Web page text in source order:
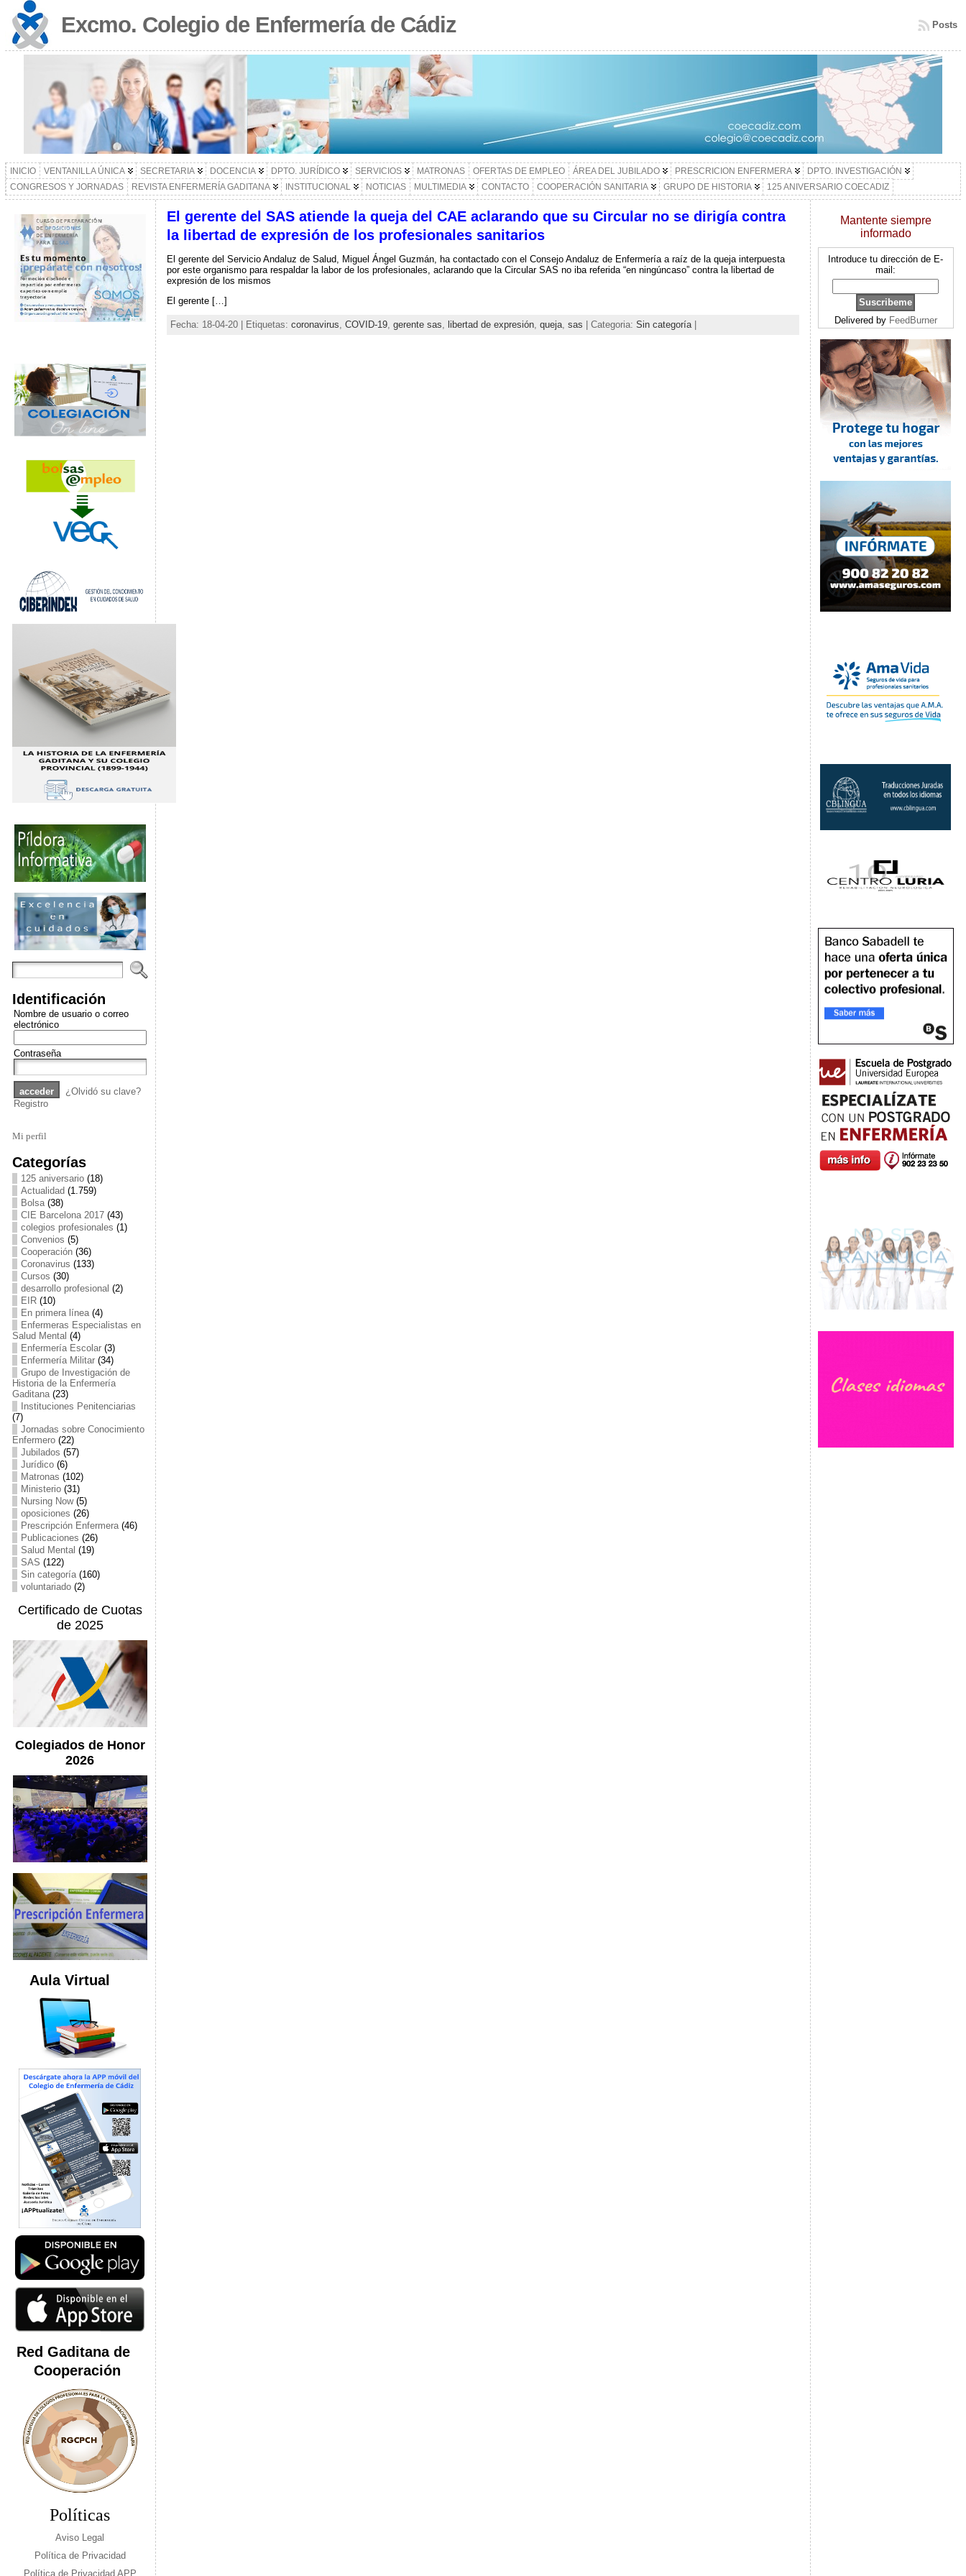
Excmo. Colegio de Enfermería de Cádiz Posts
INICIO VENTANILLA ÚNICA SECRETARIA DOCENCIA DPTO. JURÍDICO SERVICIOS MATRONAS OFERTAS DE EMPLEO ÁREA DEL JUBILADO PRESCRICION ENFERMERA
DPTO. INVESTIGACIÓN
CONGRESOS Y JORNADAS
REVISTA ENFERMERÍA GADITANA INSTITUCIONAL NOTICIAS MULTIMEDIA CONTACTO COOPERACIÓN SANITARIA GRUPO DE HISTORIA 125 ANIVERSARIO COECADIZ
Identificación
Nombre de usuario o correo
electrónico
Contraseña
¿Olvidó su clave?
Registro
Mi perfil
Categorías
125 aniversario(18)
Actualidad (1.759)
Bolsa(38)
CIE Barcelona 2017(43)
colegios profesionales (1)
Convenios (5)
Cooperación(36)
Coronavirus (133)
Cursos (30)
desarrollo profesional (2)
EIR(10)
En primera línea(4)
Enfermeras Especialistas en
Salud Mental (4)
Enfermería Escolar(3)
Enfermería Militar(34)
Grupo de Investigación de
Historia de la Enfermería
Gaditana(23)
Instituciones Penitenciarias
(7)
Jornadas sobre Conocimiento
Enfermero(22)
Jubilados (57)
Jurídico(6)
Matronas (102)
Ministerio(31)
Nursing Now(5)
oposiciones (26)
Prescripción Enfermera(46)
Publicaciones (26)
Salud Mental (19)
SAS (122)
Sin categoría(160)
voluntariado(2)
Certificado de Cuotas
de 2025
Colegiados de Honor
2026
Aula Virtual
Red Gaditana de
Cooperación
Políticas
Aviso Legal
Política de Privacidad
Política de Privacidad APP
El gerente del SAS atiende la queja del CAE aclarando que su Circular no se dirigía contra
la libertad de expresión de los profesionales sanitarios
El gerente del Servicio Andaluz de Salud, Miguel Ángel Guzmán, ha contactado con el Consejo Andaluz de Enfermería a raíz de la queja interpuesta
por este organismo para respaldar la labor de los profesionales, aclarando que la Circular SAS no iba referida “en ningúncaso” contra la libertad de
expresión de los mismos
El gerente […]
Fecha: 18-04-20 | Etiquetas: coronavirus, COVID-19, gerente sas, libertad de expresión, queja, sas | Categoria: Sin categoría|
Mantente siempre
informado
Introduce tu dirección de E-
mail:
Delivered by FeedBurner